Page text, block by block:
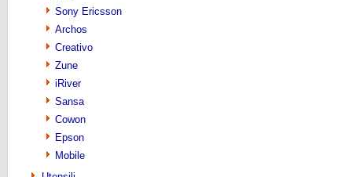
Sony Ericsson
Archos
Creativo
Zune
iRiver
Sansa
Cowon
Epson
Mobile